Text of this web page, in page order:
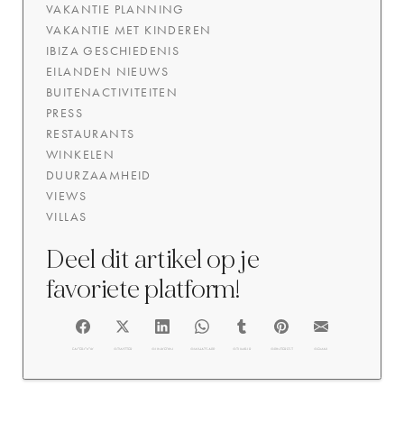
VAKANTIE PLANNING
VAKANTIE MET KINDEREN
IBIZA GESCHIEDENIS
EILANDEN NIEUWS
BUITENACTIVITEITEN
PRESS
RESTAURANTS
WINKELEN
DUURZAAMHEID
VIEWS
VILLAS
Deel dit artikel op je
favoriete platform!
FACEBOOK @TWITTER @LINKEDIN @WHATSAPP @TUMBLR @PINTEREST @EMAIL